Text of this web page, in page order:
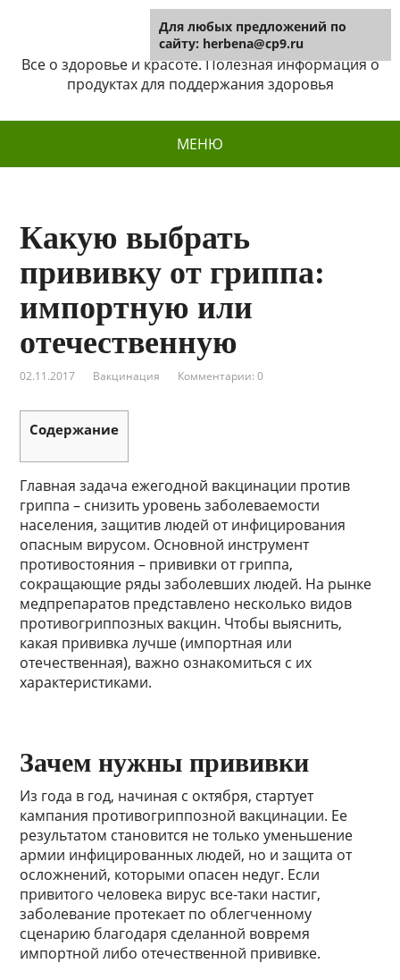
Herbena
Все о здоровье и красоте. Полезная информация о
продуктах для поддержания здоровья
МЕНЮ
Какую выбрать
прививку от гриппа:
импортную или
отечественную
02.11.2017 Вакцинация Комментарии: 0
Содержание
Главная задача ежегодной вакцинации против
гриппа – снизить уровень заболеваемости
населения, защитив людей от инфицирования
опасным вирусом. Основной инструмент
противостояния – прививки от гриппа,
сокращающие ряды заболевших людей. На рынке
медпрепаратов представлено несколько видов
противогриппозных вакцин. Чтобы выяснить,
какая прививка лучше (импортная или
отечественная), важно ознакомиться с их
характеристиками.
Зачем нужны прививки
Из года в год, начиная с октября, стартует
кампания противогриппозной вакцинации. Ее
результатом становится не только уменьшение
армии инфицированных людей, но и защита от
осложнений, которыми опасен недуг. Если
привитого человека вирус все-таки настиг,
заболевание протекает по облегченному
сценарию благодаря сделанной вовремя
импортной либо отечественной прививке.
Для любых предложений по
сайту: herbena@cp9.ru